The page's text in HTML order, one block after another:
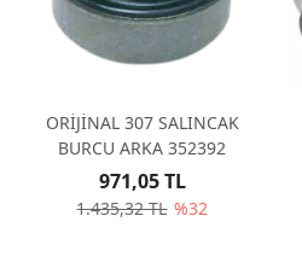
ORİJİNAL 307 SALINCAK
BURCU ARKA 352392
1.435,32 TL %32
971,05 TL